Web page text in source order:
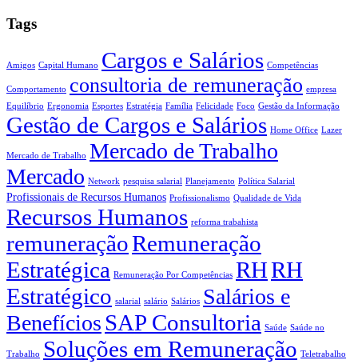
Tags
Amigos Capital Humano Cargos e Salários Competências
Comportamento consultoria de remuneração empresa
Equilíbrio Ergonomia Esportes Estratégia Família Felicidade Foco Gestão da Informação
Gestão de Cargos e Salários Home Office Lazer
Mercado de Trabalho Mercado de Trabalho
Mercado Network pesquisa salarial Planejamento Política Salarial
Profissionais de Recursos Humanos Profissionalismo Qualidade de Vida
Recursos Humanos reforma trabahista
remuneraçãoRemuneração
Estratégica Remuneração Por Competências RHRH
Estratégico salarial salário Salários Salários e
Benefícios SAP Consultoria Saúde Saúde no
Trabalho Soluções em Remuneração Teletrabalho